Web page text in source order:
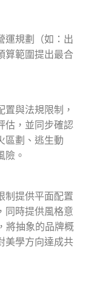
運規劃（如：出
算範圍提出最合
與法規限制，
估，並同步確認
區劃、逃生動
險。
制提供平面配置
同時提供風格意
將抽象的品牌概
美學方向達成共